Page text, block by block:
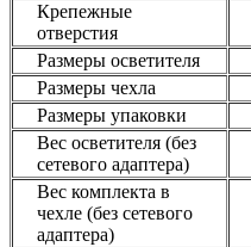
Крепежные
отверстия
Размеры осветителя
Размеры чехла
Размеры упаковки
Вес осветителя (без
сетевого адаптера)
Вес комплекта в
чехле (без сетевого
адаптера)